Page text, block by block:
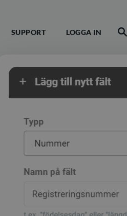
SUPPORT
LOGGA IN